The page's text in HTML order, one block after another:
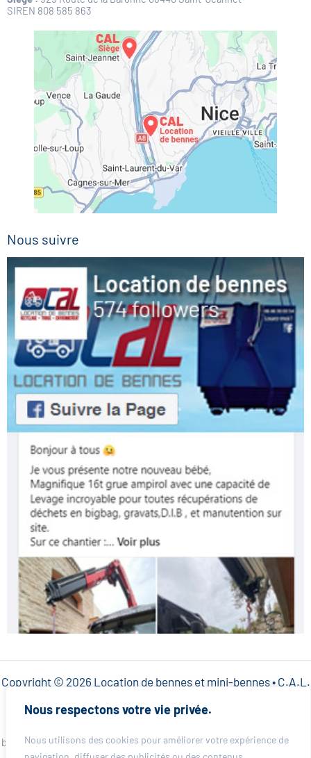
Nous respectons votre vie privée.
Nous utilisons des cookies pour améliorer votre expérience de
SIREN 808 585 863
Nous suivre
Copyright © 2026 Location de bennes et mini-bennes • C.A.L.
bennes intervient partout dans les Alpes-Maritimes pour particuliers et
professionnels. Choisissez votre ville et obtenez un devis immédiat :